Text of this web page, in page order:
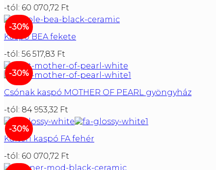
-tól: 60 070,72 Ft
-30%
Kaspó BEA fekete
-tól: 56 517,83 Ft
-30%
Csónak kaspó MOTHER OF PEARL gyöngyház
-tól: 84 953,32 Ft
-30%
Kültéri kaspó FA fehér
-tól: 60 070,72 Ft